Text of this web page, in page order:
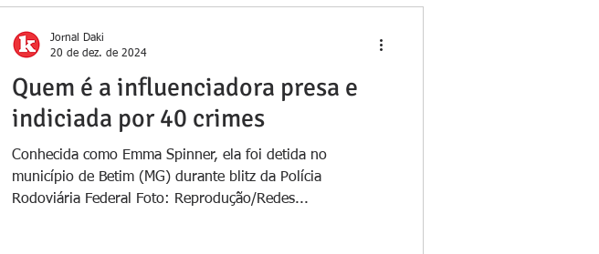
Quem é a influenciadora presa e
indiciada por 40 crimes
Conhecida como Emma Spinner, ela foi detida no
município de Betim (MG) durante blitz da Polícia
Rodoviária Federal Foto: Reprodução/Redes...
Jornal Daki
20 de dez. de 2024